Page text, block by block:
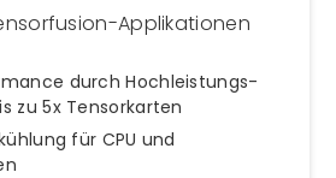
Applikationen
durch Hochleistungs-
zu 5x Tensorkarten
für CPU und